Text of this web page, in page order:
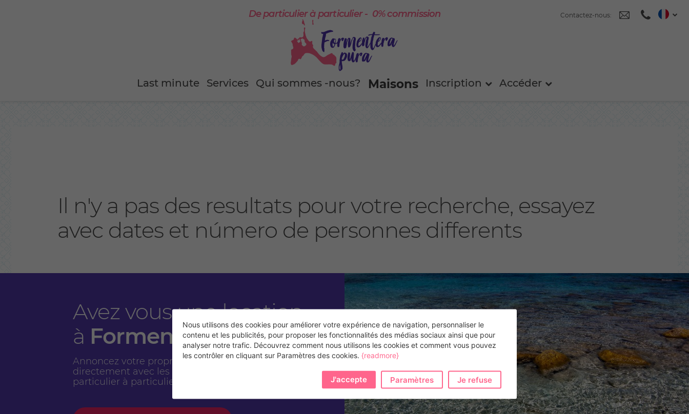
Contactez-nous:
De particulier à particulier - 0% commission
Last minute Services Qui sommes -nous? Maisons Inscription Accéder
Il n'y a pas des resultats pour votre recherche, essayez
avec dates et número de personnes differents
Avez vous une location
à Formentera?
Annoncez votre propriété ici et contactez
directement avec les clients - On travaille de
particulier à particulier avec
Nous utilisons des cookies pour améliorer votre expérience de navigation, personnaliser le
contenu et les publicités, pour proposer les fonctionnalités des médias sociaux ainsi que pour
analyser notre trafic. Découvrez comment nous utilisons les cookies et comment vous pouvez
les contrôler en cliquant sur Paramètres des cookies. {readmore}
J'accepte Paramètres Je refuse